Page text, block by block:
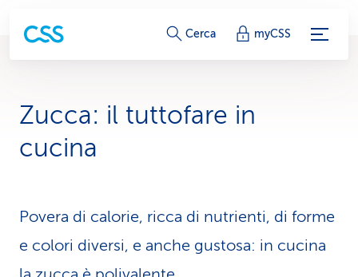
c
a
m
Cerca myCSS
Zucca: il tuttofare in
cucina
Povera di calorie, ricca di nutrienti, di forme
e colori diversi, e anche gustosa: in cucina